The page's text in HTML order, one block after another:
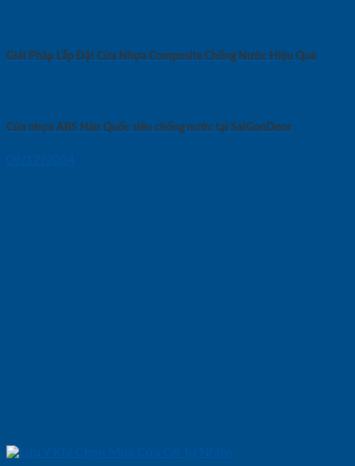
Giải Pháp Lắp Đặt Cửa Nhựa Composite Chống Nước Hiệu Quả
Cửa nhựa ABS Hàn Quốc siêu chống nước tại SaiGonDoor
09/12/2024